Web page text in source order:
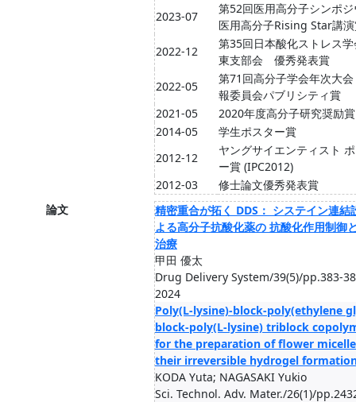
2023-07
第52回医用高分子シンポ
医用高分子Rising Star講
2022-12
第35回日本酸化ストレス
東支部会 優秀発表賞
2022-05
第71回高分子学会年次大
報委員会パブリシティ賞
2021-05
2020年度高分子研究奨励賞
2014-05
学生ポスター賞
2012-12
ヤングサイエンティスト
ー賞 (IPC2012)
2012-03
修士論文優秀発表賞
論文
精密重合が拓く DDS： システイン連結
よる高分子抗酸化薬の 抗酸化作用制御
治療
甲田 優太
Drug Delivery System/39(5)/pp.383-
2024
Poly(L-lysine)-block-poly(ethylene
block-poly(L-lysine) triblock
for the preparation of flower
their irreversible hydrogel
KODA Yuta; NAGASAKI Yukio
Sci. Technol. Adv. Mater./26(1)/